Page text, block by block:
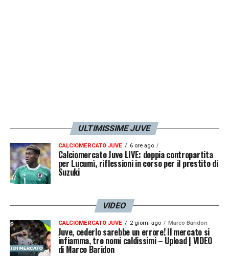
ULTIMISSIME JUVE
CALCIOMERCATO JUVE 6 ore ago
Calciomercato Juve LIVE: doppia contropartita
per Lucumì, riflessioni in corso per il prestito di
Suzuki
VIDEO
CALCIOMERCATO JUVE 2 giorni ago Marco Baridon
Juve, cederlo sarebbe un errore! Il mercato si
infiamma, tre nomi caldissimi – Upload | VIDEO
di Marco Baridon